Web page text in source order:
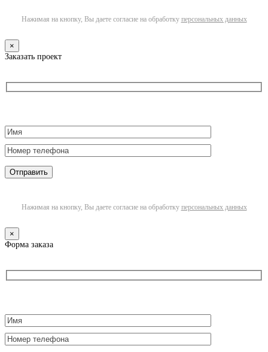
Нажимая на кнопку, Вы даете согласие на обработку персональных данных
×
Заказать проект
Нажимая на кнопку, Вы даете согласие на обработку персональных данных
×
Форма заказа